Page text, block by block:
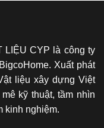
LIỆU CYP là công ty
Xuất phát
liệu xây dựng Việt
kỹ thuật, tầm nhìn
kinh nghiệm.